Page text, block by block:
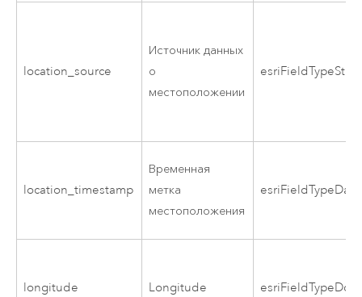
location_source
Источник данных
о
местоположении
location_timestamp
Временная
метка
местоположения
esriFieldTypeDate
longitude Longitude